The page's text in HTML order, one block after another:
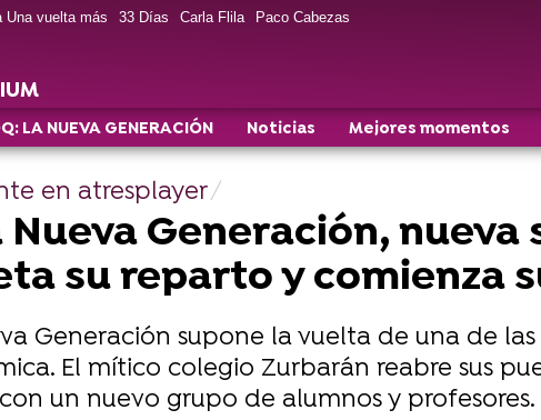
Una vuelta más 33 Días Carla Flila Paco Cabezas
LA NUEVA GENERACIÓN Noticias Mejores momentos
en atresplayer
Nueva Generación,
su reparto y comienza
Generación supone la vuelta de una de
El mítico colegio Zurbarán reabre sus
un nuevo grupo de alumnos y profesores.